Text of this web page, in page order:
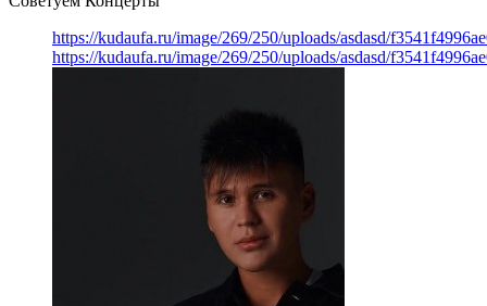
https://kudaufa.ru/image/269/250/uploads/asdasd/
https://kudaufa.ru/image/269/250/uploads/asdasd/